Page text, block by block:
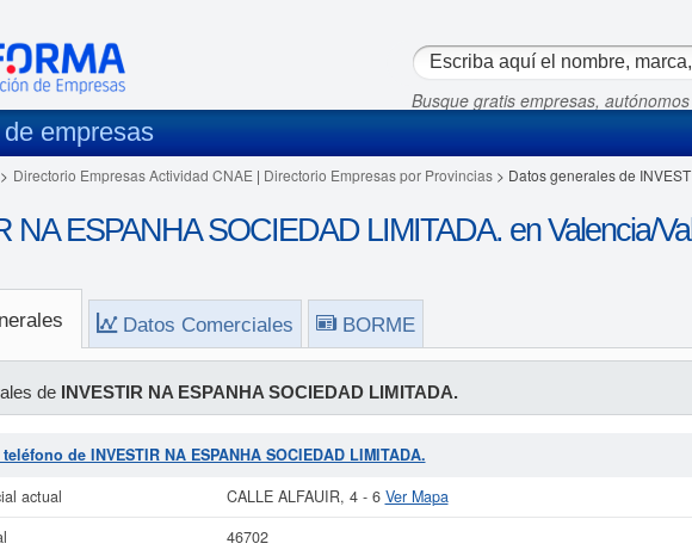
Busque gratis empresas,
empresas
> Directorio Empresas Actividad CNAE | Directorio Empresas por Provincias> Datos generales de
NA ESPANHA SOCIEDAD LIMITADA. en Valencia/
Datos Comerciales BORME
de INVESTIR NA ESPANHA SOCIEDAD LIMITADA.
de INVESTIR NA ESPANHA SOCIEDAD LIMITADA.
actual
CALLE ALFAUIR, 4 - 6 Ver Mapa
46702